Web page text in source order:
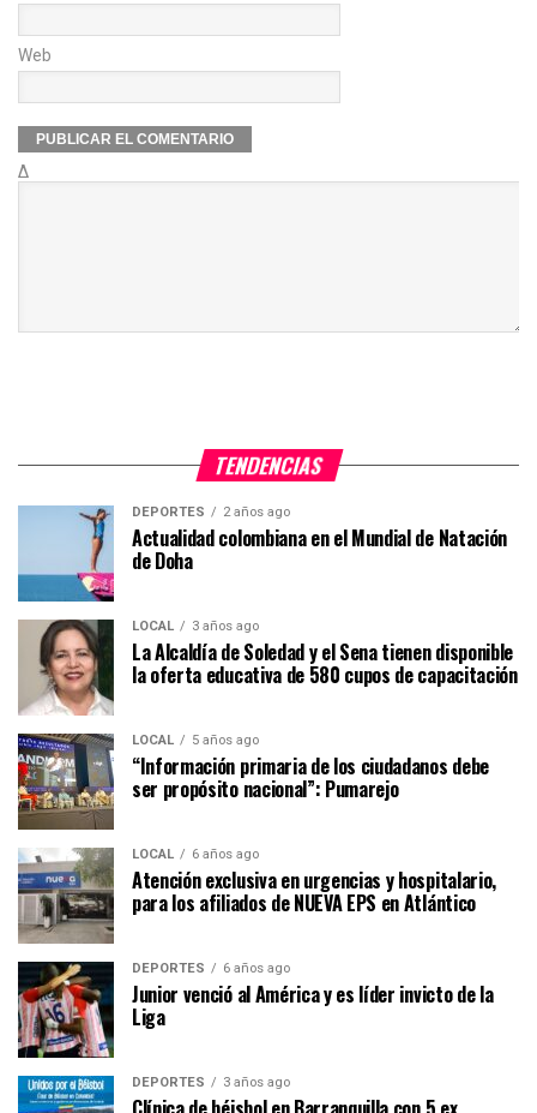
Web
Δ
TENDENCIAS
DEPORTES 2 años ago
Actualidad colombiana en el Mundial de Natación
de Doha
LOCAL 3 años ago
La Alcaldía de Soledad y el Sena tienen disponible
la oferta educativa de 580 cupos de capacitación
LOCAL 5 años ago
“Información primaria de los ciudadanos debe
ser propósito nacional”: Pumarejo
LOCAL 6 años ago
Atención exclusiva en urgencias y hospitalario,
para los afiliados de NUEVA EPS en Atlántico
DEPORTES 6 años ago
Junior venció al América y es líder invicto de la
Liga
DEPORTES 3 años ago